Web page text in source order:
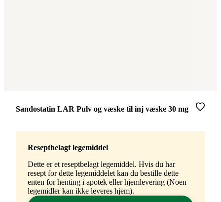
Merke:
Sandostatin LAR Pulv og væske til inj væske 30 mg
Reseptbelagt legemiddel
Dette er et reseptbelagt legemiddel. Hvis du har
resept for dette legemiddelet kan du bestille dette
enten for henting i apotek eller hjemlevering (Noen
legemidler kan ikke leveres hjem).